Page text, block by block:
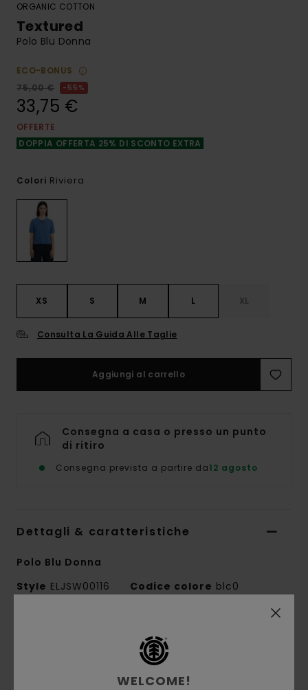
ORGANIC COTTON
Textured
Polo Blu Donna
ECO-BONUS
75,00 €
55%
33,75 €
OFFERTE
DOPPIA OFFERTA 25% DI SCONTO EXTRA
Colori Riviera
XS S M L XL
Consulta La Guida Alle Taglie
Aggiungi al carrello
Consegna a casa o presso un punto
di ritiro
Consegna prevista a partire da12 agosto
Dettagli & caratteristiche
Polo Blu Donna
Style ELJSW00116 Codice colore blc0
Conscious by Nature:cotone GOTS biologico
Tessuto biologico:misto di cotone biologico
WELCOME!